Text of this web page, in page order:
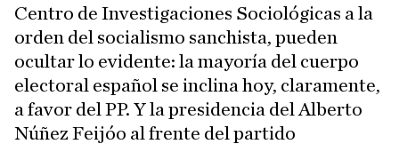
Centro de Investigaciones Sociológicas a la
orden del socialismo sanchista, pueden
ocultar lo evidente: la mayoría del cuerpo
electoral español se inclina hoy, claramente,
a favor del PP. Y la presidencia del Alberto
Núñez Feijóo al frente del partido